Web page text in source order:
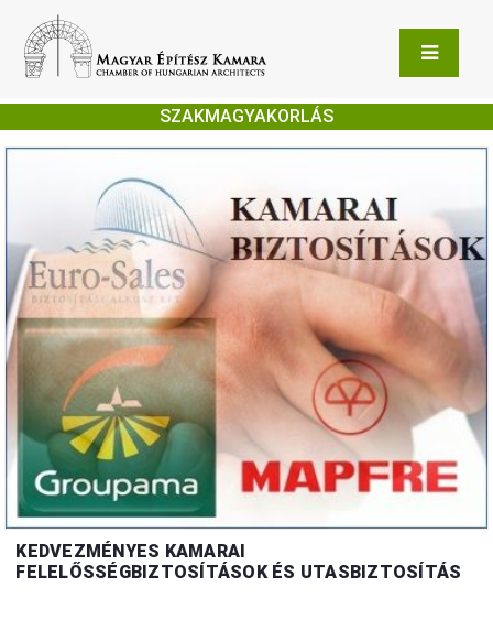
SZAKMAGYAKORLÁS
KEDVEZMÉNYES KAMARAI
FELELŐSSÉGBIZTOSÍTÁSOK ÉS UTASBIZTOSÍTÁS